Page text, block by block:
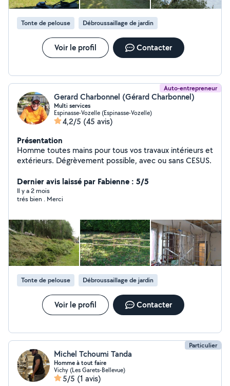
Tonte de pelouse Débroussaillage de jardin
Voir le profil Contacter
Auto-entrepreneur
Gerard Charbonnel (Gérard Charbonnel)
Multi services
Espinasse-Vozelle (Espinasse-Vozelle)
4,2/5 (45 avis)
Présentation
Homme toutes mains pour tous vos travaux intérieurs et
extérieurs. Dégrèvement possible, avec ou sans CESUS.
Dernier avis laissé par Fabienne : 5/5
Il y a 2 mois
trés bien . Merci
Tonte de pelouse Débroussaillage de jardin
Voir le profil Contacter
Particulier
Michel Tchoumi Tanda
Homme à tout faire
Vichy (Les Garets-Bellevue)
5/5 (1 avis)